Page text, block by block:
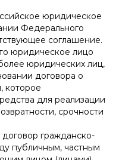
юридическое
Федерального
соглашение.
юридическое лицо
юридических лиц,
договора о
которое
для реализации
срочности
гражданско-
публичным, частным